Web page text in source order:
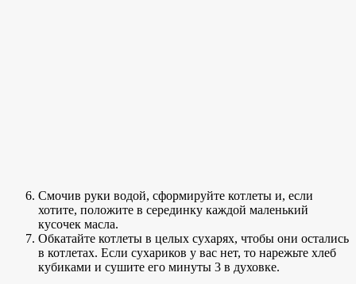
Смочив руки водой, сформируйте котлеты и, если
хотите, положите в серединку каждой маленький
кусочек масла.
Обкатайте котлеты в целых сухарях, чтобы они остались
в котлетах. Если сухариков у вас нет, то нарежьте хлеб
кубиками и сушите его минуты 3 в духовке.